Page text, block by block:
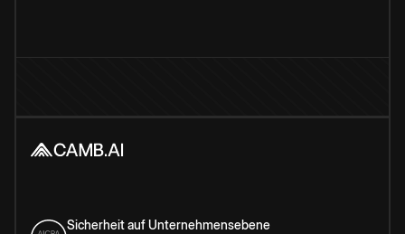
Sicherheit auf Unternehmensebene